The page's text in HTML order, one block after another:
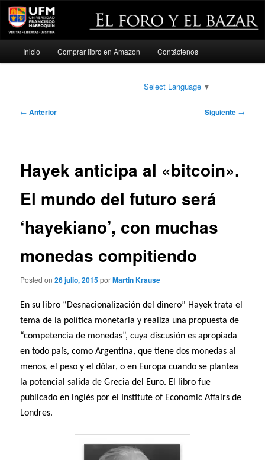
Ir
Inicio Comprar libro en Amazon Contáctenos
Select Language ▼
Navegación
← Anterior Siguiente →
Hayek anticipa al «bitcoin».
El mundo del futuro será
‘hayekiano’, con muchas
monedas compitiendo
Posted on26 julio, 2015porMartin Krause
En su libro “Desnacionalización del dinero” Hayek trata el
tema de la política monetaria y realiza una propuesta de
“competencia de monedas”, cuya discusión es apropiada
en todo país, como Argentina, que tiene dos monedas al
menos, el peso y el dólar, o en Europa cuando se plantea
la potencial salida de Grecia del Euro. El libro fue
publicado en inglés por el Institute of Economic Affairs de
Londres.